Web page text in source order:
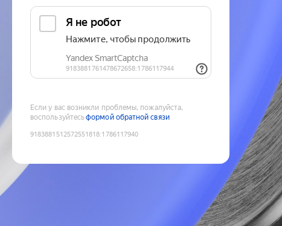
Если у вас возникли проблемы, пожалуйста,
воспользуйтесьформой обратной связи
9183881512572551818:1786117940